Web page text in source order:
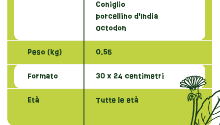
Coniglio
porcellino d'India
Octodon
Peso (kg) 0.55
Formato 30 x 24 centimetri
Età Tutte le età